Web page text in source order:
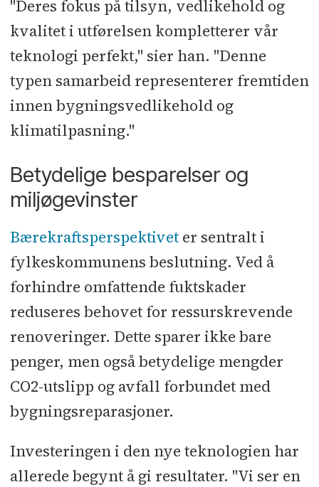
"Deres fokus på tilsyn, vedlikehold og
kvalitet i utførelsen kompletterer vår
teknologi perfekt," sier han. "Denne
typen samarbeid representerer fremtiden
innen bygningsvedlikehold og
klimatilpasning."
Betydelige besparelser og
miljøgevinster
Bærekraftsperspektiveter sentralt i
fylkeskommunens beslutning. Ved å
forhindre omfattende fuktskader
reduseres behovet for ressurskrevende
renoveringer. Dette sparer ikke bare
penger, men også betydelige mengder
CO2-utslipp og avfall forbundet med
bygningsreparasjoner.
Investeringen i den nye teknologien har
allerede begynt å gi resultater. "Vi ser en